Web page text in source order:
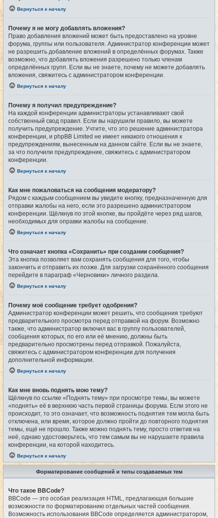
Вернуться к началу
Почему я не могу добавлять вложения?
Право добавления вложений может быть предоставлено на уровне
форума, группы или пользователя. Администратор конференции может
не разрешить добавление вложений в определённых форумах. Также
возможно, что добавлять вложения разрешено только членам
определённых групп. Если вы не знаете, почему не можете добавлять
вложения, свяжитесь с администратором конференции.
Вернуться к началу
Почему я получил предупреждение?
На каждой конференции администраторы устанавливают свой
собственный свод правил. Если вы нарушили правило, вы можете
получить предупреждение. Учтите, что это решение администратора
конференции, и phpBB Limited не имеет никакого отношения к
предупреждениям, вынесенным на данном сайте. Если вы не знаете,
за что получили предупреждение, свяжитесь с администратором
конференции.
Вернуться к началу
Как мне пожаловаться на сообщения модератору?
Рядом с каждым сообщением вы увидите кнопку, предназначенную для
отправки жалобы на него, если это разрешено администратором
конференции. Щёлкнув по этой кнопке, вы пройдёте через ряд шагов,
необходимых для оправки жалобы на сообщение.
Вернуться к началу
Что означает кнопка «Сохранить» при создании сообщения?
Эта кнопка позволяет вам сохранять сообщения для того, чтобы
закончить и отправить их позже. Для загрузки сохранённого сообщения
перейдите в параграф «Черновики» личного раздела.
Вернуться к началу
Почему моё сообщение требует одобрения?
Администратор конференции может решить, что сообщения требуют
предварительного просмотра перед отправкой на форум. Возможно
также, что администратор включил вас в группу пользователей,
сообщения которых, по его или её мнению, должны быть
предварительно просмотрены перед отправкой. Пожалуйста,
свяжитесь с администратором конференции для получения
дополнительной информации.
Вернуться к началу
Как мне вновь поднять мою тему?
Щёлкнув по ссылке «Поднять тему» при просмотре темы, вы можете
«поднять» её в верхнюю часть первой страницы форума. Если этого не
происходит, то это означает, что возможность поднятия тем могла быть
отключена, или время, которое должно пройти до повторного поднятия
темы, ещё не прошло. Также можно поднять тему, просто ответив на
неё, однако удостоверьтесь, что тем самым вы не нарушаете правила
конференции, на которой находитесь.
Вернуться к началу
Форматирование сообщений и типы создаваемых тем
Что такое BBCode?
BBCode — это особая реализация HTML, предлагающая большие
возможности по форматированию отдельных частей сообщения.
Возможность использования BBCode определяется администратором,